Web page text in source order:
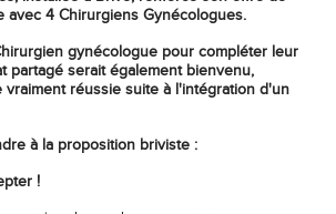
avec 4 Chirurgiens Gynécologues.
gynécologue pour compléter leur
partagé serait également bienvenu,
réussie suite à l'intégration d'un
à la proposition briviste :
!